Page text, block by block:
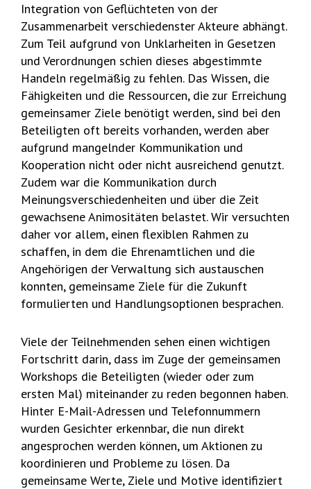
Integration von Geflüchteten von der
Zusammenarbeit verschiedenster Akteure abhängt.
Zum Teil aufgrund von Unklarheiten in Gesetzen
und Verordnungen schien dieses abgestimmte
Handeln regelmäßig zu fehlen. Das Wissen, die
Fähigkeiten und die Ressourcen, die zur Erreichung
gemeinsamer Ziele benötigt werden, sind bei den
Beteiligten oft bereits vorhanden, werden aber
aufgrund mangelnder Kommunikation und
Kooperation nicht oder nicht ausreichend genutzt.
Zudem war die Kommunikation durch
Meinungsverschiedenheiten und über die Zeit
gewachsene Animositäten belastet. Wir versuchten
daher vor allem, einen flexiblen Rahmen zu
schaffen, in dem die Ehrenamtlichen und die
Angehörigen der Verwaltung sich austauschen
konnten, gemeinsame Ziele für die Zukunft
formulierten und Handlungsoptionen besprachen.
Viele der Teilnehmenden sehen einen wichtigen
Fortschritt darin, dass im Zuge der gemeinsamen
Workshops die Beteiligten (wieder oder zum
ersten Mal) miteinander zu reden begonnen haben.
Hinter E-Mail-Adressen und Telefonnummern
wurden Gesichter erkennbar, die nun direkt
angesprochen werden können, um Aktionen zu
koordinieren und Probleme zu lösen. Da
gemeinsame Werte, Ziele und Motive identifiziert